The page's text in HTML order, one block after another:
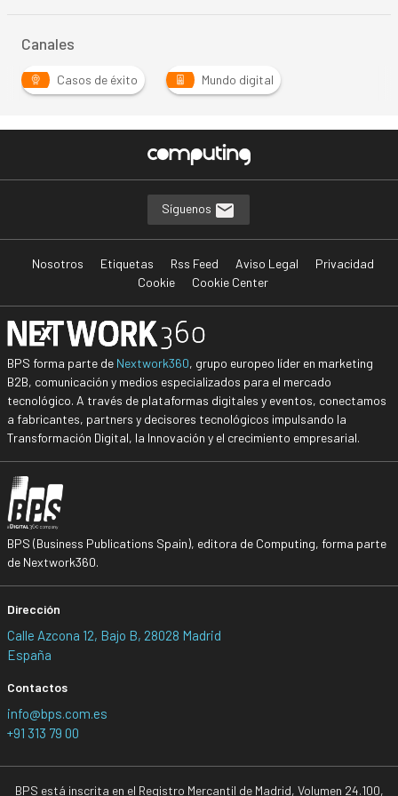
Canales
Casos de éxito Mundo digital
Síguenos
Nosotros Etiquetas Rss Feed Aviso Legal
Privacidad
Cookie
Cookie Center
BPS forma parte de Nextwork360, grupo europeo líder en marketing
B2B, comunicación y medios especializados para el mercado
tecnológico. A través de plataformas digitales y eventos, conectamos
a fabricantes, partners y decisores tecnológicos impulsando la
Transformación Digital, la Innovación y el crecimiento empresarial.
BPS (Business Publications Spain), editora de Computing, forma parte
de Nextwork360.
Dirección
Calle Azcona 12, Bajo B, 28028 Madrid
España
Contactos
info@bps.com.es
+91 313 79 00
BPS está inscrita en el Registro Mercantil de Madrid, Volumen 24.100,